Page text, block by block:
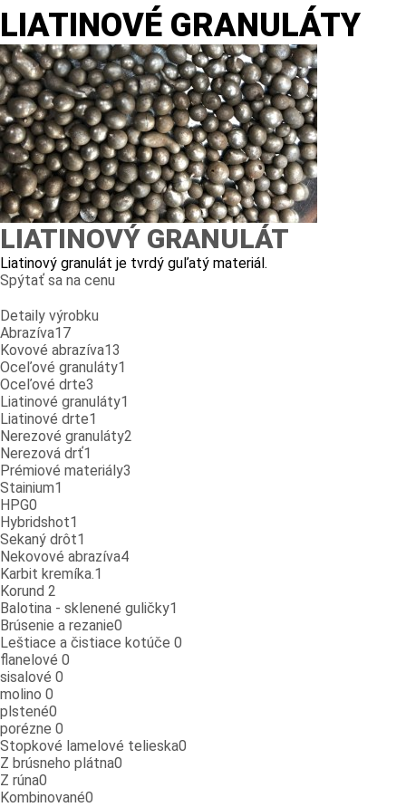
LIATINOVÉ GRANULÁTY
LIATINOVÝ GRANULÁT
Liatinový granulát je tvrdý guľatý materiál.
Spýtať sa na cenu
Detaily výrobku
Abrazíva17
Kovové abrazíva13
Oceľové granuláty1
Oceľové drte3
Liatinové granuláty1
Liatinové drte1
Nerezové granuláty2
Nerezová drť1
Prémiové materiály3
Stainium1
HPG0
Hybridshot1
Sekaný drôt1
Nekovové abrazíva4
Karbit kremíka.1
Korund 2
Balotina - sklenené guličky1
Brúsenie a rezanie0
Leštiace a čistiace kotúče 0
flanelové 0
sisalové 0
molino 0
plstené0
porézne 0
Stopkové lamelové telieska0
Z brúsneho plátna0
Z rúna0
Kombinované0